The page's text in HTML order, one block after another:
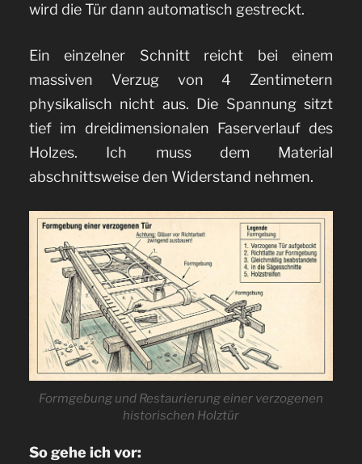
wird die Tür dann automatisch gestreckt.
Ein einzelner Schnitt reicht bei einem
massiven Verzug von 4 Zentimetern
physikalisch nicht aus. Die Spannung sitzt
tief im dreidimensionalen Faserverlauf des
Holzes. Ich muss dem Material
abschnittsweise den Widerstand nehmen.
Formgebung und Restaurierung einer verzogenen
historischen Holztür
So gehe ich vor: